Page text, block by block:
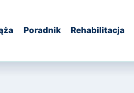
Poradnik Rehabilitacja